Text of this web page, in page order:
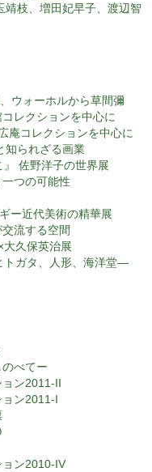
枝、増田妃早子、渡辺智
ウォーホルから草間彌
レクションを中心に
庵コレクションを中心に
知られざる画業
佐野洋子の世界展
つの可能性
ー近代美術の精華展
流する空間
久保英治展
ガタ、人形、海洋堂―
べてー
ョン2011-II
ョン2011-I
ョン2010-IV